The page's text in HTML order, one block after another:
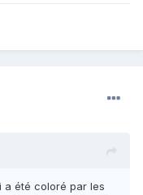
a été coloré par les